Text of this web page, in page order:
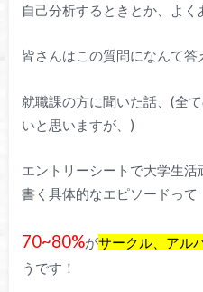
自己分析するときとか、よく
皆さんはこの質問になんて答
就職課の方に聞いた話、(全
いと思いますが、)
エントリーシートで大学生
書く具体的なエピソードって
70~80%がサークル、アル
うです！